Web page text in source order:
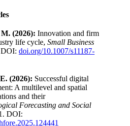
(2026): Innovation and firm
life cycle, Small Business
DOI: doi.org/10.1007/s11187-
(2026): Successful digital
A multilevel and spatial
and their
Forecasting and Social
DOI: